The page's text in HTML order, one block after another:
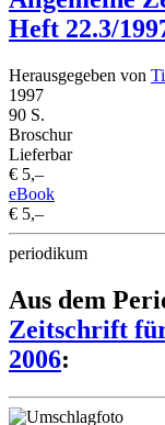
Heft 22.3/
Herausgegeben von
1997
90 S.
Broschur
Lieferbar
€ 5,–
eBook
€ 5,–
periodikum
Aus dem
Zeitschrift
2006: